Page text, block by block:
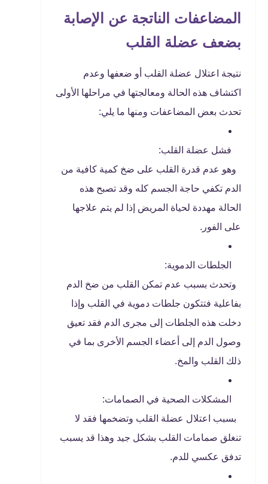
المضاعفات الناتجة عن الإصابة
بضعف عضلة القلب
نتيجة اعتلال عضلة القلب أو ضعفها وعدم
اكتشاف هذه الحالة ومعالجتها في مراحلها الأولى
تحدث بعض المضاعفات ومنها ما يلي:
فشل عضلة القلب:
وهو عدم قدرة القلب على ضخ كمية كافية من
الدم تكفي حاجة الجسم كله وقد تصبح هذه
الحالة مهددة لحياة المريض إذا لم يتم علاجها
على الفور.
الجلطات الدموية:
وتحدث بسبب عدم تمكن القلب من ضخ الدم
بفاعلية فتتكون جلطات دموية في القلب وإذا
دخلت هذه الجلطات إلى مجرى الدم فقد تعيق
وصول الدم إلى أعضاء الجسم الأخرى بما في
ذلك القلب والمخ.
المشكلات الصحية في الصمامات:
بسبب اعتلال عضلة القلب وتضخمها فقد لا
تنغلق صمامات القلب بشكل جيد وهذا قد يسبب
تدفق عكسي للدم.